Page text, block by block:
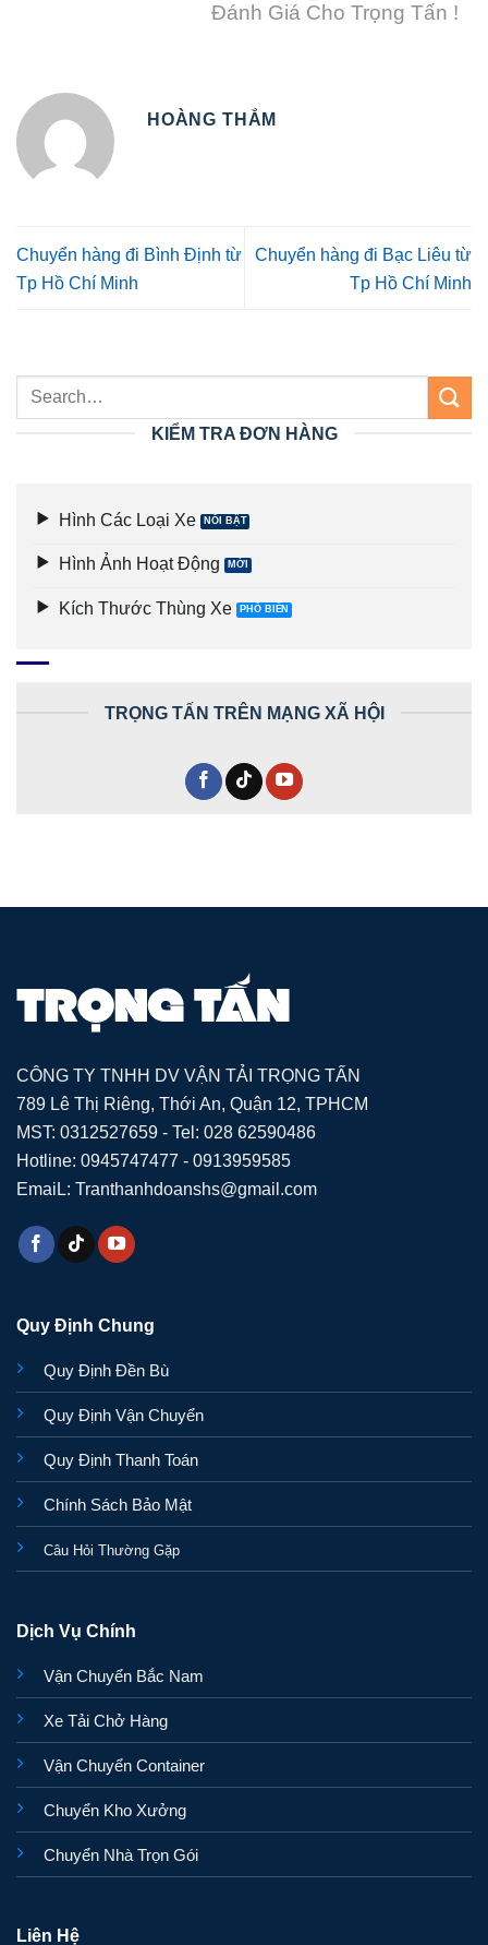
Đánh Giá Cho Trọng Tấn !
HOÀNG THẮM
Chuyển hàng đi Bình Định từ
Tp Hồ Chí Minh
Chuyển hàng đi Bạc Liêu từ
Tp Hồ Chí Minh
KIỂM TRA ĐƠN HÀNG
Hình Các Loại Xe
Hình Ảnh Hoạt Động
Kích Thước Thùng Xe
TRỌNG TẤN TRÊN MẠNG XÃ HỘI
CÔNG TY TNHH DV VẬN TẢI TRỌNG TẤN
789 Lê Thị Riêng, Thới An, Quận 12, TPHCM
MST: 0312527659 - Tel: 028 62590486
Hotline: 0945747477 - 0913959585
EmaiL: Tranthanhdoanshs@gmail.com
Quy Định Chung
Quy Định Đền Bù
Quy Định Vận Chuyển
Quy Định Thanh Toán
Chính Sách Bảo Mật
Câu Hỏi Thường Gặp
Dịch Vụ Chính
Vận Chuyển Bắc Nam
Xe Tải Chở Hàng
Vận Chuyển Container
Chuyển Kho Xưởng
Chuyển Nhà Trọn Gói
Liên Hệ